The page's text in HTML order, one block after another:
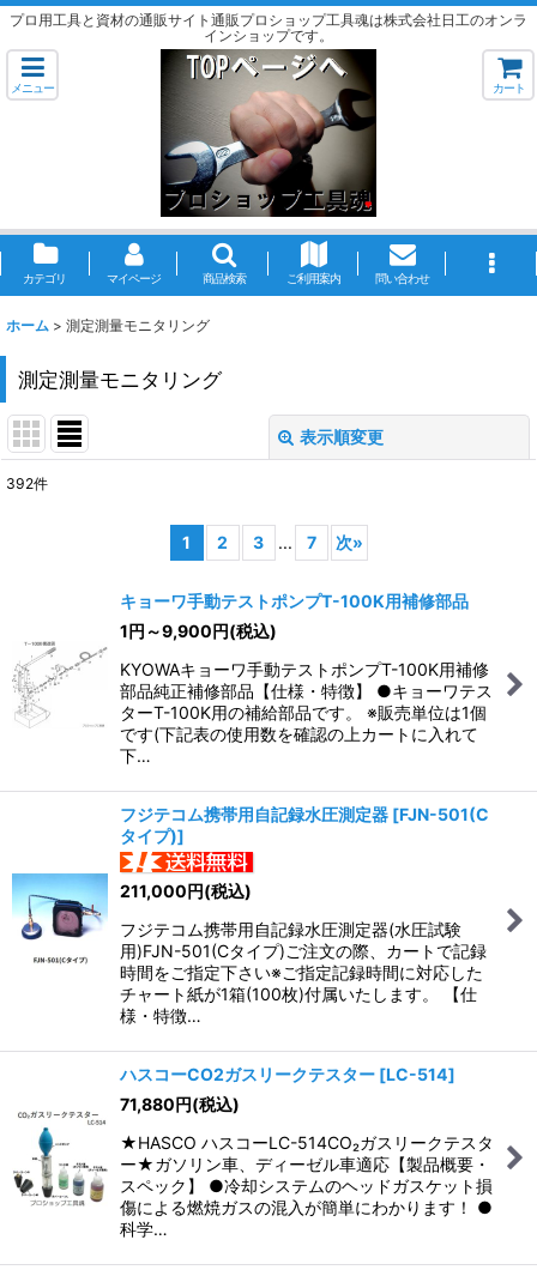
プロ用工具と資材の通販サイト通販プロショップ工具魂は株式会社日工のオンラ
インショップです。
メニュー カート
カテゴリ マイページ 商品検索 ご利用案内 問い合わせ
ホーム > 測定測量モニタリング
測定測量モニタリング
表示順変更
絞り込む
392件
1 2 3 ... 7 次»
キョーワ手動テストポンプT-100K用補修部品
1円 ～9,900円(税込)
KYOWAキョーワ手動テストポンプT-100K用補修
部品純正補修部品【仕様・特徴】 ●キョーワテス
ターT-100K用の補給部品です。 ※販売単位は1個
です(下記表の使用数を確認の上カートに入れて
下…
フジテコム携帯用自記録水圧測定器 [FJN-501(C
タイプ)]
211,000円(税込)
フジテコム携帯用自記録水圧測定器(水圧試験
用)FJN-501(Cタイプ)ご注文の際、カートで記録
時間をご指定下さい※ご指定記録時間に対応した
チャート紙が1箱(100枚)付属いたします。 【仕
様・特徴…
ハスコーCO2ガスリークテスター [LC-514]
71,880円(税込)
★HASCO ハスコーLC-514CO₂ガスリークテスタ
ー★ガソリン車、ディーゼル車適応【製品概要・
スペック】 ●冷却システムのヘッドガスケット損
傷による燃焼ガスの混入が簡単にわかります！ ●
科学…